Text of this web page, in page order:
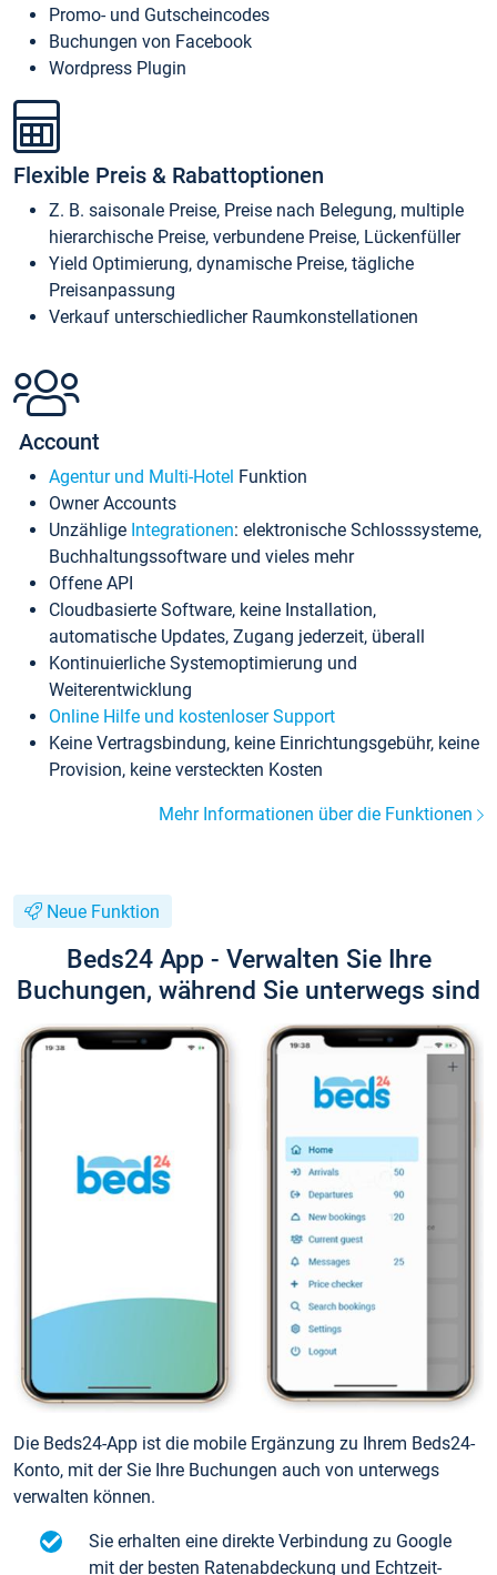
Promo- und Gutscheincodes
Buchungen von Facebook
Wordpress Plugin
Flexible Preis & Rabattoptionen
Z. B. saisonale Preise, Preise nach Belegung, multiple
hierarchische Preise, verbundene Preise, Lückenfüller
Yield Optimierung, dynamische Preise, tägliche
Preisanpassung
Verkauf unterschiedlicher Raumkonstellationen
Account
Agentur und Multi-Hotel Funktion
Owner Accounts
Unzählige Integrationen: elektronische Schlosssysteme,
Buchhaltungssoftware und vieles mehr
Offene API
Cloudbasierte Software, keine Installation,
automatische Updates, Zugang jederzeit, überall
Kontinuierliche Systemoptimierung und
Weiterentwicklung
Online Hilfe und kostenloser Support
Keine Vertragsbindung, keine Einrichtungsgebühr, keine
Provision, keine versteckten Kosten
Mehr Informationen über die Funktionen
Neue Funktion
Beds24 App - Verwalten Sie Ihre
Buchungen, während Sie unterwegs sind
Die Beds24-App ist die mobile Ergänzung zu Ihrem Beds24-
Konto, mit der Sie Ihre Buchungen auch von unterwegs
verwalten können.
Sie erhalten eine direkte Verbindung zu Google
mit der besten Ratenabdeckung und Echtzeit-